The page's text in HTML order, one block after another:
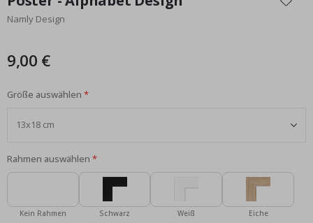
der
Bildgalerie
Namly Design
9,00 €
Größe auswählen
Rahmen auswählen
Kein Rahmen Schwarz Weiß Eiche